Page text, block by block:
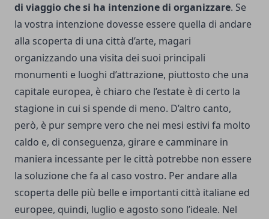
di viaggio che si ha intenzione di organizzare. Se
la vostra intenzione dovesse essere quella di andare
alla scoperta di una città d’arte, magari
organizzando una visita dei suoi principali
monumenti e luoghi d’attrazione, piuttosto che una
capitale europea, è chiaro che l’estate è di certo la
stagione in cui si spende di meno. D’altro canto,
però, è pur sempre vero che nei mesi estivi fa molto
caldo e, di conseguenza, girare e camminare in
maniera incessante per le città potrebbe non essere
la soluzione che fa al caso vostro. Per andare alla
scoperta delle più belle e importanti città italiane ed
europee, quindi, luglio e agosto sono l’ideale. Nel